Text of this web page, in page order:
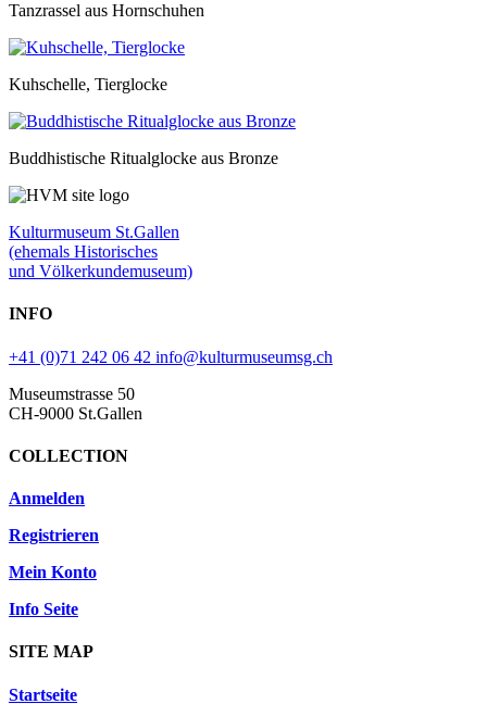
Tanzrassel aus Hornschuhen
Kuhschelle, Tierglocke
Buddhistische Ritualglocke aus Bronze
Kulturmuseum St.Gallen
(ehemals Historisches
und Völkerkundemuseum)
INFO
+41 (0)71 242 06 42 info@kulturmuseumsg.ch
Museumstrasse 50
CH-9000 St.Gallen
COLLECTION
Anmelden
Registrieren
Mein Konto
Info Seite
SITE MAP
Startseite